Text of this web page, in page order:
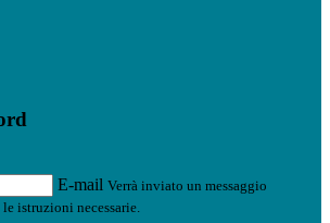
E-mail Verrà inviato un messaggio
istruzioni necessarie.